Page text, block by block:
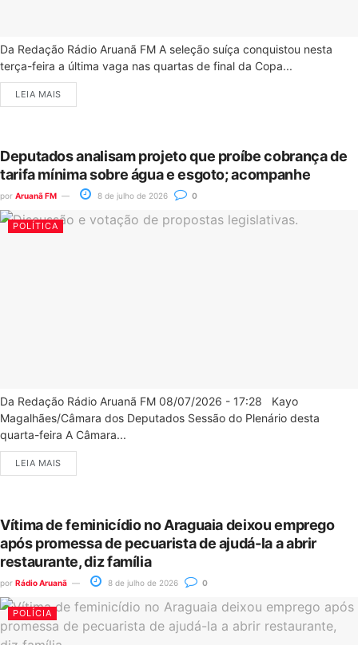
Da Redação Rádio Aruanã FM A seleção suíça conquistou nesta
terça-feira a última vaga nas quartas de final da Copa...
LEIA MAIS
Deputados analisam projeto que proíbe cobrança de
tarifa mínima sobre água e esgoto; acompanhe
por Aruanã FM 8 de julho de 2026 0
POLÍTICA
Da Redação Rádio Aruanã FM 08/07/2026 - 17:28 Kayo
Magalhães/Câmara dos Deputados Sessão do Plenário desta
quarta-feira A Câmara...
LEIA MAIS
Vítima de feminicídio no Araguaia deixou emprego
após promessa de pecuarista de ajudá-la a abrir
restaurante, diz família
por Rádio Aruanã 8 de julho de 2026 0
POLÍCIA